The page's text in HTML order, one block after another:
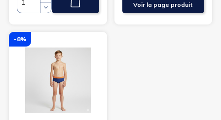
Quantité Voir la page produit
-8%